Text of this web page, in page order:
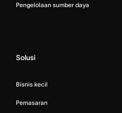
Pengelolaan sumber daya
Solusi
Bisnis kecil
Pemasaran